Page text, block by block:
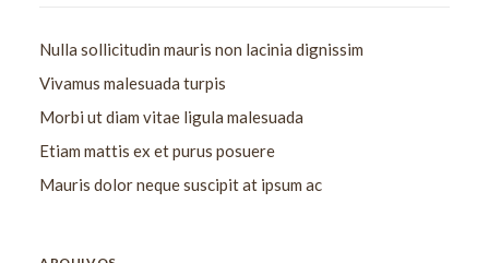
Nulla sollicitudin mauris non lacinia dignissim
Vivamus malesuada turpis
Morbi ut diam vitae ligula malesuada
Etiam mattis ex et purus posuere
Mauris dolor neque suscipit at ipsum ac